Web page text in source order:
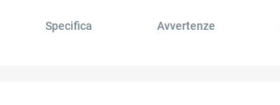
Specifica Avvertenze